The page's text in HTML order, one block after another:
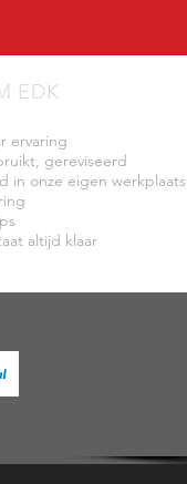
EDK
ervaring
gereviseerd
in onze eigen werkplaats
altijd klaar